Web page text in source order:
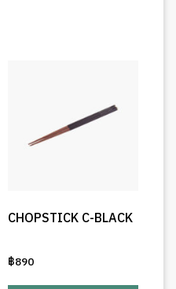
CHOPSTICK C-BLACK
฿890